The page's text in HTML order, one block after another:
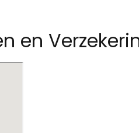
en